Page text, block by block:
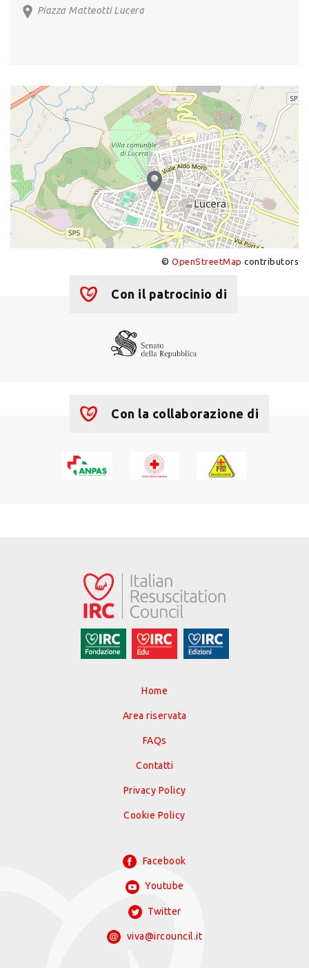
Piazza Matteotti Lucera
© OpenStreetMap contributors
Con il patrocinio di
Con la collaborazione di
Home
Area riservata
FAQs
Contatti
Privacy Policy
Cookie Policy
Facebook
Youtube
Twitter
viva@ircouncil.it